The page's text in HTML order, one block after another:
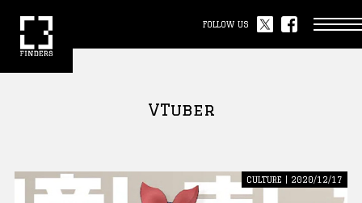
FOLLOW US
VTuber
CULTURE | 2020/12/17